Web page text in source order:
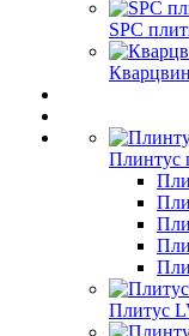
SPC
Плинтус
Плитус